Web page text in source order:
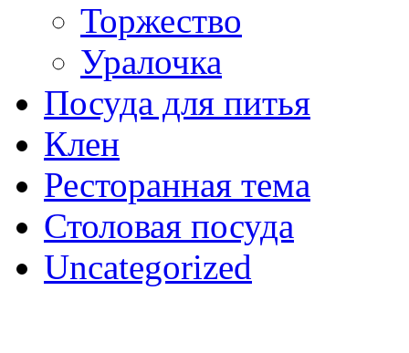
Торжество
Уралочка
Посуда для питья
Клен
Ресторанная тема
Столовая посуда
Uncategorized